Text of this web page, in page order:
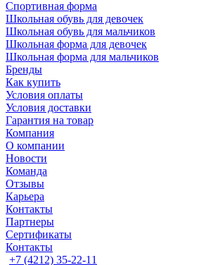
Спортивная форма
Школьная обувь для девочек
Школьная обувь для мальчиков
Школьная форма для девочек
Школьная форма для мальчиков
Бренды
Как купить
Условия оплаты
Условия доставки
Гарантия на товар
Компания
О компании
Новости
Команда
Отзывы
Карьера
Контакты
Партнеры
Сертификаты
Контакты
+7 (4212) 35-22-11